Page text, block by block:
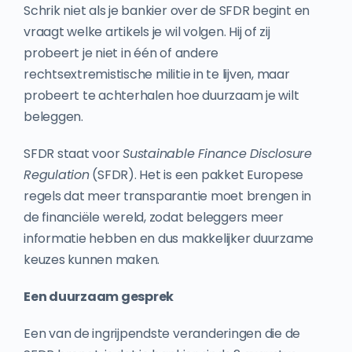
Schrik niet als je bankier over de SFDR begint en
vraagt welke artikels je wil volgen. Hij of zij
probeert je niet in één of andere
rechtsextremistische militie in te lijven, maar
probeert te achterhalen hoe duurzaam je wilt
beleggen.
SFDR staat voorSustainable Finance Disclosure
Regulation(SFDR). Het is een pakket Europese
regels dat meer transparantie moet brengen in
de financiële wereld, zodat beleggers meer
informatie hebben en dus makkelijker duurzame
keuzes kunnen maken.
Een duurzaam gesprek
Een van de ingrijpendste veranderingen die de